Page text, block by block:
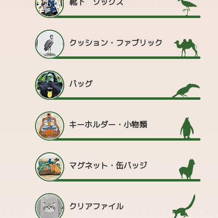
クッション・ファブリック
バッグ
キーホルダー・小物類
マグネット・缶バッジ
クリアファイル